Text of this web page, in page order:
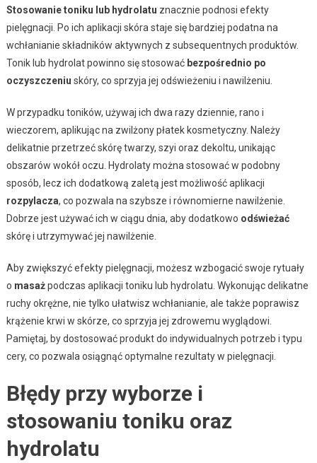
Stosowanie toniku lub hydrolatu znacznie podnosi efekty
pielęgnacji. Po ich aplikacji skóra staje się bardziej podatna na
wchłanianie składników aktywnych z subsequentnych produktów.
Tonik lub hydrolat powinno się stosować bezpośrednio po
oczyszczeniu skóry, co sprzyja jej odświeżeniu i nawilżeniu.
W przypadku toników, używaj ich dwa razy dziennie, rano i
wieczorem, aplikując na zwilżony płatek kosmetyczny. Należy
delikatnie przetrzeć skórę twarzy, szyi oraz dekoltu, unikając
obszarów wokół oczu. Hydrolaty można stosować w podobny
sposób, lecz ich dodatkową zaletą jest możliwość aplikacji
rozpylacza, co pozwala na szybsze i równomierne nawilżenie.
Dobrze jest używać ich w ciągu dnia, aby dodatkowo odświeżać
skórę i utrzymywać jej nawilżenie.
Aby zwiększyć efekty pielęgnacji, możesz wzbogacić swoje rytuały
o masażpodczas aplikacji toniku lub hydrolatu. Wykonując delikatne
ruchy okrężne, nie tylko ułatwisz wchłanianie, ale także poprawisz
krążenie krwi w skórze, co sprzyja jej zdrowemu wyglądowi.
Pamiętaj, by dostosować produkt do indywidualnych potrzeb i typu
cery, co pozwala osiągnąć optymalne rezultaty w pielęgnacji.
Błędy przy wyborze i
stosowaniu toniku oraz
hydrolatu